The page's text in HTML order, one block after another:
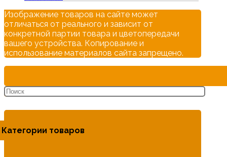
Изображение товаров на сайте может
отличаться от реального и зависит от
конкретной партии товара и цветопередачи
вашего устройства. Копирование и
использование материалов сайта запрещено.
Категории товаров